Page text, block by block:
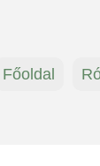
Főoldal